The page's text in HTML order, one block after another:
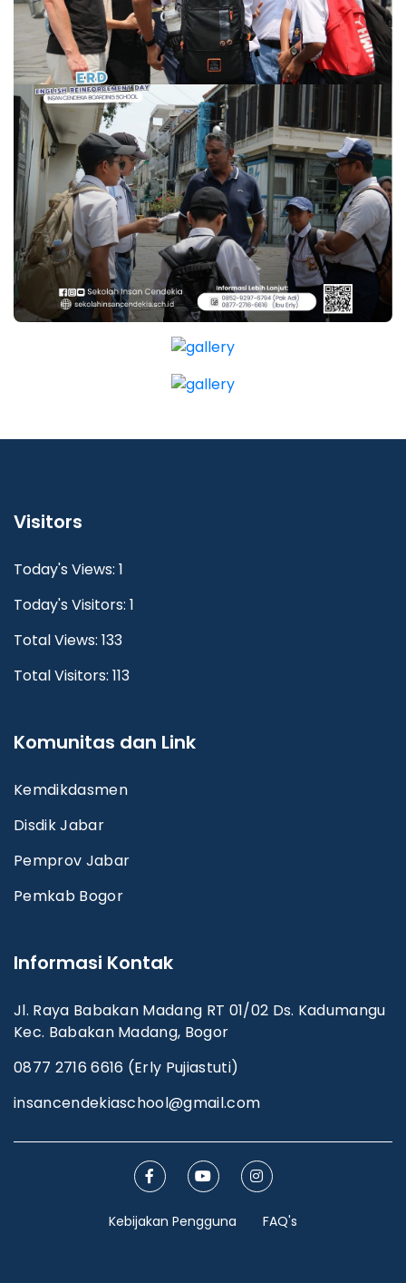
Visitors
Today's Views: 1
Today's Visitors: 1
Total Views: 133
Total Visitors: 113
Komunitas dan Link
Kemdikdasmen
Disdik Jabar
Pemprov Jabar
Pemkab Bogor
Informasi Kontak
Jl. Raya Babakan Madang RT 01/02 Ds. Kadumangu
Kec. Babakan Madang, Bogor
0877 2716 6616 (Erly Pujiastuti)
insancendekiaschool@gmail.com
Kebijakan Pengguna FAQ's